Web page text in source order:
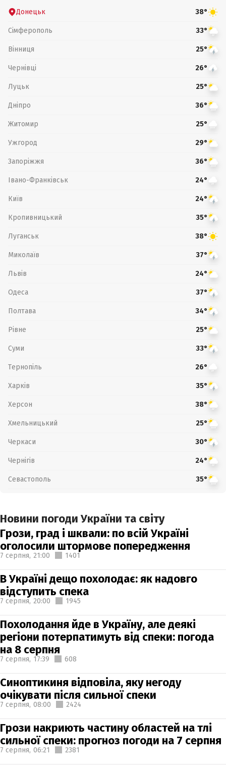
Донецьк 38°
Сімферополь 33°
Вінниця 25°
Чернівці 26°
Луцьк 25°
Дніпро 36°
Житомир 25°
Ужгород 29°
Запоріжжя 36°
Івано-Франківськ 24°
Київ 24°
Кропивницький 35°
Луганськ 38°
Миколаїв 37°
Львів 24°
Одеса 37°
Полтава 34°
Рівне 25°
Суми 33°
Тернопіль 26°
Харків 35°
Херсон 38°
Хмельницький 25°
Черкаси 30°
Чернігів 24°
Севастополь 35°
Новини погоди України та світу
Грози, град і шквали: по всій Україні
оголосили штормове попередження
7 серпня, 21:00 1401
В Україні дещо похолодає: як надовго
відступить спека
7 серпня, 20:00 1945
Похолодання йде в Україну, але деякі
регіони потерпатимуть від спеки: погода
на 8 серпня
7 серпня, 17:39 608
Синоптикиня відповіла, яку негоду
очікувати після сильної спеки
7 серпня, 08:00 2424
Грози накриють частину областей на тлі
сильної спеки: прогноз погоди на 7 серпня
7 серпня, 06:21 2381